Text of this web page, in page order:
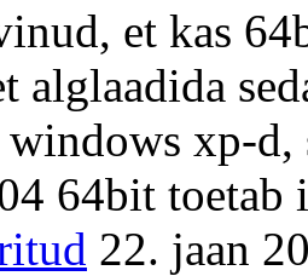
et kas
alglaadida
xp-
64bit toetab
22. jaan